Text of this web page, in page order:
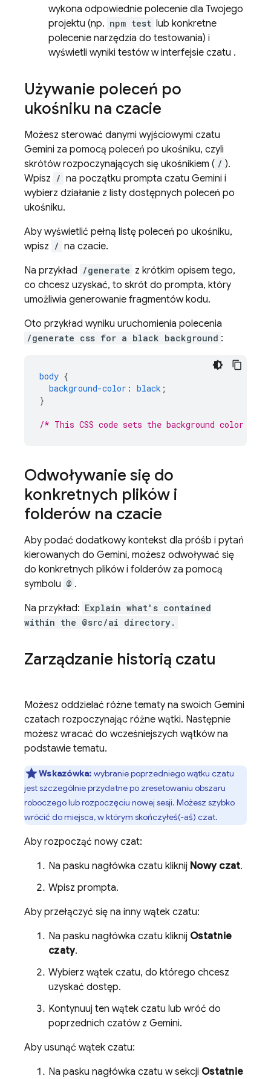
wykona odpowiednie polecenie dla Twojego
projektu (np. npm test lub konkretne
polecenie narzędzia do testowania) i
wyświetli wyniki testów w interfejsie czatu .
Używanie poleceń po
ukośniku na czacie
Możesz sterować danymi wyjściowymi czatu
Gemini za pomocą poleceń po ukośniku, czyli
skrótów rozpoczynających się ukośnikiem ( / ).
Wpisz / na początku prompta czatu Gemini i
wybierz działanie z listy dostępnych poleceń po
ukośniku.
Aby wyświetlić pełną listę poleceń po ukośniku,
wpisz / na czacie.
Na przykład /generate z krótkim opisem tego,
co chcesz uzyskać, to skrót do prompta, który
umożliwia generowanie fragmentów kodu.
Oto przykład wyniku uruchomienia polecenia
/generate css for a black background :
body {
background-color : black ;
}
/* This CSS code sets the background color of
Odwoływanie się do
konkretnych plików i
folderów na czacie
Aby podać dodatkowy kontekst dla próśb i pytań
kierowanych do Gemini, możesz odwoływać się
do konkretnych plików i folderów za pomocą
symbolu @ .
Na przykład: Explain what's contained
within the @src/ai directory.
Zarządzanie historią czatu
Możesz oddzielać różne tematy na swoich Gemini
czatach rozpoczynając różne wątki. Następnie
możesz wracać do wcześniejszych wątków na
podstawie tematu.
Wskazówka: wybranie poprzedniego wątku czatu
jest szczególnie przydatne po zresetowaniu obszaru
roboczego lub rozpoczęciu nowej sesji. Możesz szybko
wrócić do miejsca, w którym skończyłeś(-aś) czat.
Aby rozpocząć nowy czat:
Na pasku nagłówka czatu kliknij Nowy czat.
Wpisz prompta.
Aby przełączyć się na inny wątek czatu:
Na pasku nagłówka czatu kliknij Ostatnie
czaty.
Wybierz wątek czatu, do którego chcesz
uzyskać dostęp.
Kontynuuj ten wątek czatu lub wróć do
poprzednich czatów z Gemini.
Aby usunąć wątek czatu:
Na pasku nagłówka czatu w sekcji Ostatnie